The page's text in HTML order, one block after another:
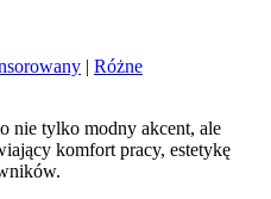
| Różne
nie tylko modny akcent, ale
komfort pracy, estetykę